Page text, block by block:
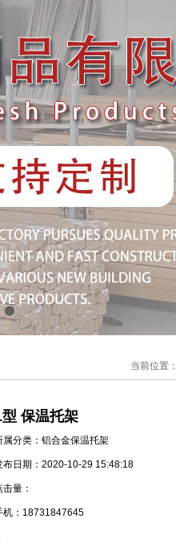
3
当前位置：
保温托架
属分类：铝合金保温托架
布日期：2020-10-29 15:48:18
击量：
机：18731847645